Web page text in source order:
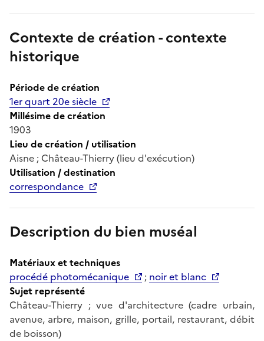
Contexte de création - contexte
historique
Période de création
1er quart 20e siècle
Millésime de création
1903
Lieu de création / utilisation
Aisne ; Château-Thierry (lieu d'exécution)
Utilisation / destination
correspondance
Description du bien muséal
Matériaux et techniques
procédé photomécanique
; noir et blanc
Sujet représenté
Château-Thierry ; vue d'architecture (cadre urbain,
avenue, arbre, maison, grille, portail, restaurant, débit
de boisson)